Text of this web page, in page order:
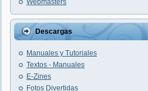
Webmasters
Descargas
Manuales y Tutoriales
Textos - Manuales
E-Zines
Fotos Divertidas